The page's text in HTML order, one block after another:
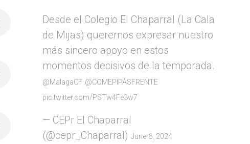
Desde el Colegio El Chaparral (La Cala
de Mijas) queremos expresar nuestro
más sincero apoyo en estos
momentos decisivos de la temporada.
@MalagaCF @COMEPIPASFRENTE
pic.twitter.com/PSTw4Fe3w7
— CEPr El Chaparral
(@cepr_Chaparral) June 6, 2024